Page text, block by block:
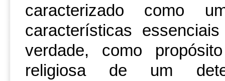
caracterizado como
características
verdade, como
religiosa de um